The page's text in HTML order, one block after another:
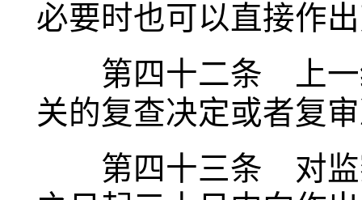
必要时也可以直接作
第四十二条 上一级
关的复查决定或者复
第四十三条 对监察